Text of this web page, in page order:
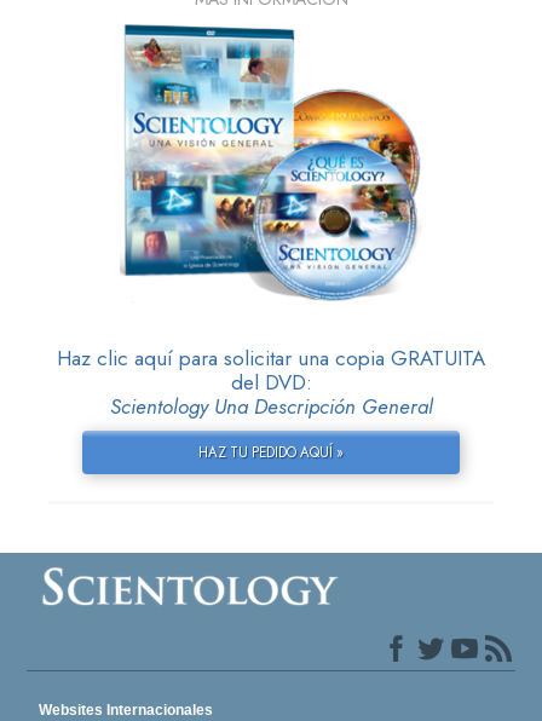
Haz clic aquí para solicitar una copia GRATUITA
del DVD:
Scientology Una Descripción General
HAZ TU PEDIDO AQUÍ »
Websites Internacionales